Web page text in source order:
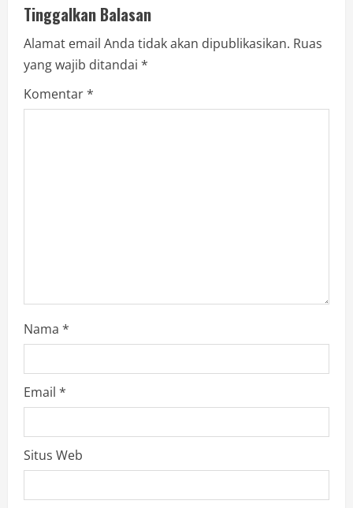
Tinggalkan Balasan
Alamat email Anda tidak akan dipublikasikan. Ruas
yang wajib ditandai *
Komentar*
Nama *
Email *
Situs Web